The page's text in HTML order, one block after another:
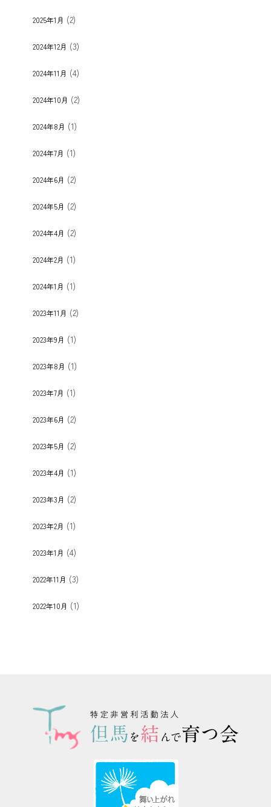
2025年1月 (2)
2024年12月 (3)
2024年11月 (4)
2024年10月 (2)
2024年8月 (1)
2024年7月 (1)
2024年6月 (2)
2024年5月 (2)
2024年4月 (2)
2024年2月 (1)
2024年1月 (1)
2023年11月 (2)
2023年9月 (1)
2023年8月 (1)
2023年7月 (1)
2023年6月 (2)
2023年5月 (2)
2023年4月 (1)
2023年3月 (2)
2023年2月 (1)
2023年1月 (4)
2022年11月 (3)
2022年10月 (1)